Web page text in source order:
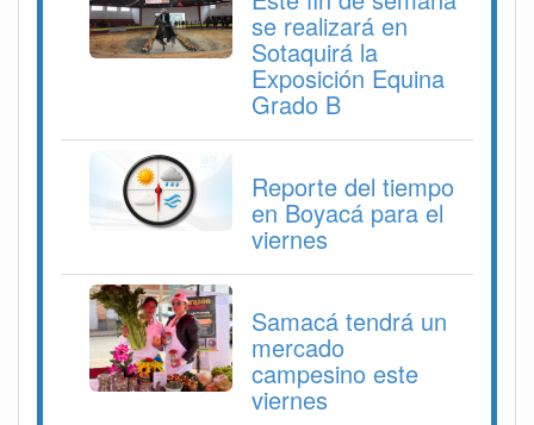
se realizará en
Sotaquirá la
Exposición Equina
Grado B
Reporte del tiempo
en Boyacá para el
viernes
Samacá tendrá un
mercado
campesino este
viernes